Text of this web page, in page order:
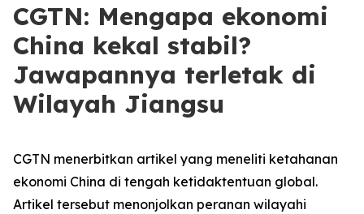
CGTN: Mengapa ekonomi
China kekal stabil?
Jawapannya terletak di
Wilayah Jiangsu
CGTN menerbitkan artikel yang meneliti ketahanan
ekonomi China di tengah ketidaktentuan global.
Artikel tersebut menonjolkan peranan wilayahi